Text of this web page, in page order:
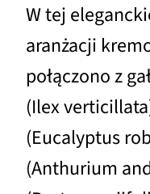
W tej
aranżacji
połączono z
(Ilex
(Eucalyptus
(Anthurium